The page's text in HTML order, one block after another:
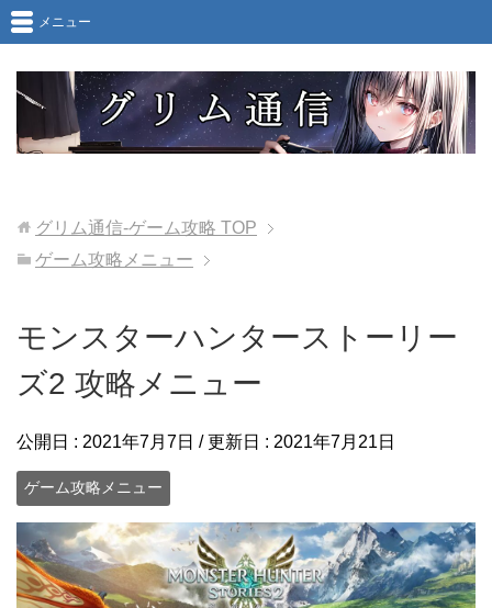
メニュー
グリム通信-ゲーム攻略 TOP
ゲーム攻略メニュー
モンスターハンターストーリー
ズ2 攻略メニュー
公開日 : 2021年7月7日 / 更新日 : 2021年7月21日
ゲーム攻略メニュー